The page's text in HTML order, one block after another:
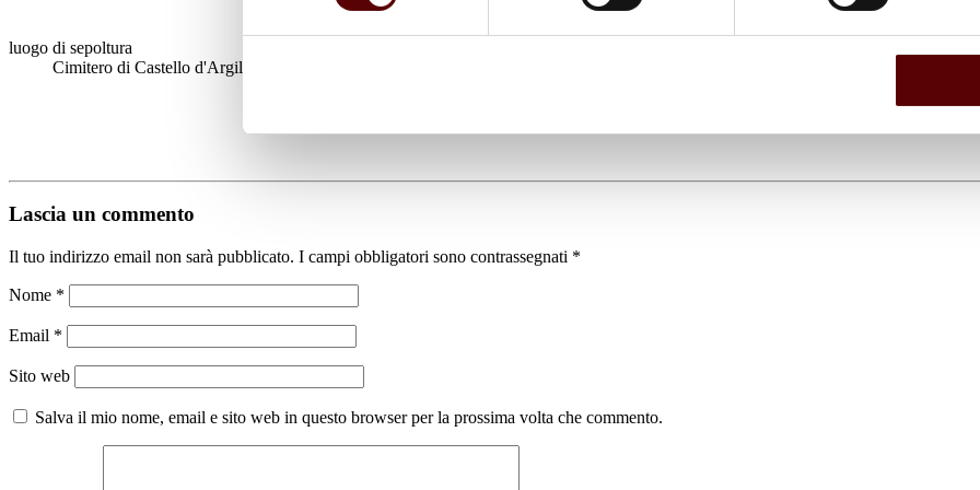
luogo di sepoltura
Cimitero di Castello d'Argile
Lascia un commento
Il tuo indirizzo email non sarà pubblicato. I campi obbligatori sono contrassegnati *
Nome *
Email *
Sito web
Salva il mio nome, email e sito web in questo browser per la prossima volta che commento.